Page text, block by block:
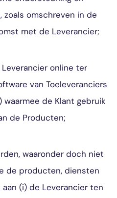
omschreven in de
met de Leverancier;
online ter
van Toeleveranciers
waarmee de Klant gebruik
de Producten;
waaronder doch niet
de producten, diensten
(i) de Leverancier ten